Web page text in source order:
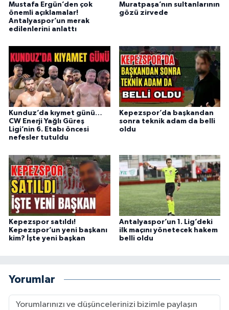
Mustafa Ergün’den çok
önemli açıklamalar!
Antalyaspor’un merak
edilenlerini anlattı
Muratpaşa’nın sultanlarının
gözü zirvede
Kunduz’da kıymet günü…
CW Enerji Yağlı Güreş
Ligi’nin 6. Etabı öncesi
nefesler tutuldu
Kepezspor’da başkandan
sonra teknik adam da belli
oldu
Kepezspor satıldı!
Kepezspor’un yeni başkanı
kim? İşte yeni başkan
Antalyaspor’un 1. Lig’deki
ilk maçını yönetecek hakem
belli oldu
Yorumlar